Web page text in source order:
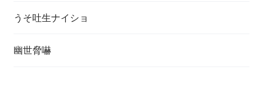
うそ吐生ナイショ
幽世脅嚇